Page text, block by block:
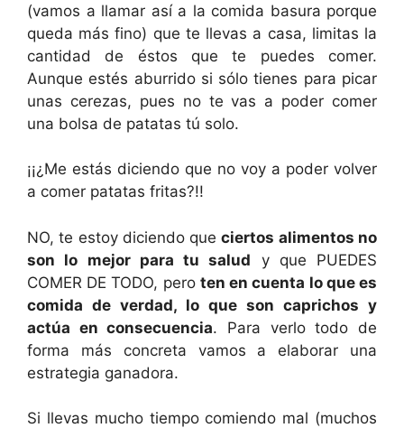
(vamos a llamar así a la comida basura porque
queda más fino) que te llevas a casa, limitas la
cantidad de éstos que te puedes comer.
Aunque estés aburrido si sólo tienes para picar
unas cerezas, pues no te vas a poder comer
una bolsa de patatas tú solo.
¡¡¿Me estás diciendo que no voy a poder volver
a comer patatas fritas?!!
NO, te estoy diciendo queciertos alimentos no
son lo mejor para tu salud y que PUEDES
COMER DE TODO, pero ten en cuenta lo que es
comida de verdad, lo que son caprichos y
actúa en consecuencia. Para verlo todo de
forma más concreta vamos a elaborar una
estrategia ganadora.
Si llevas mucho tiempo comiendo mal (muchos